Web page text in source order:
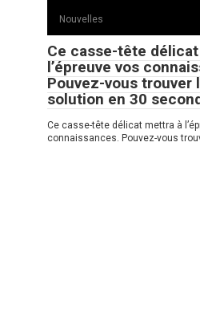
Nouvelles
Ce casse-tête
l’épreuve vos
Pouvez-vous trouver
solution en 30
Ce casse-tête délicat mettra à
connaissances. Pouvez-vous